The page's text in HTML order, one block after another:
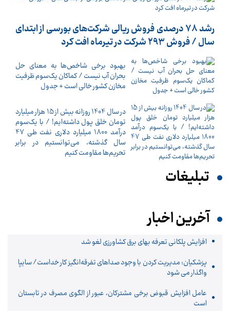
رشد 78 درصدی فروش ریالی شرکت‌های بورسی از ابتدای
سال / فروش 293 شرکت در تیرماه افت کرد
بهبود برخی شاخص‌ها به معنای حل
بحران آب نیست / کماکان یک‌سوم ظرفیت
مخازن کشور خالی است + جدول
در سال 1404 روزانه بیش از 15 هزار میلیارد
تومان خلق پول داشته‌ایم! / با یک‌سوم
درآمد 1800 میلیارد دلاری نفت طی 47
سال گذشته، می‌توانستیم در برابر
تحریم‌ها مقاومت کنیم
تبلیغات
آخرین اخبار
افزایش پلکانی تعرفه بهای برق کشاورزی لغو شد
پزشکیان: مدیریت کردن با وجود صداهای تفرقه‌انگیز کار خداست/ سایپا
واگذار می شود
عامل افزایش قبوض برخی مشترکان، عبور از الگوی مصرف در تابستان
است